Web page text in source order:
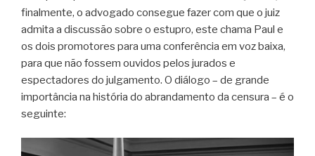
finalmente, o advogado consegue fazer com que o juiz
admita a discussão sobre o estupro, este chama Paul e
os dois promotores para uma conferência em voz baixa,
para que não fossem ouvidos pelos jurados e
espectadores do julgamento. O diálogo – de grande
importância na história do abrandamento da censura – é o
seguinte: